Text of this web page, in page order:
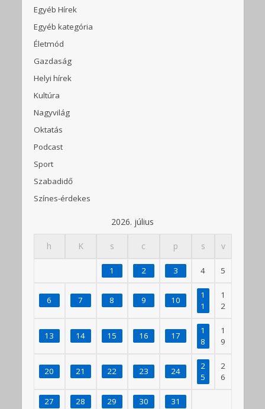
Egyéb Hírek
Egyéb kategória
Életmód
Gazdaság
Helyi hírek
Kultúra
Nagyvilág
Oktatás
Podcast
Sport
Szabadidő
Színes-érdekes
2026. július
h K s c p s v
1 2 3 4 5
6 7 8 9 10
1
1
1
2
13 14 15 16 17
1
8
1
9
20 21 22 23 24
2
5
2
6
27 28 29 30 31